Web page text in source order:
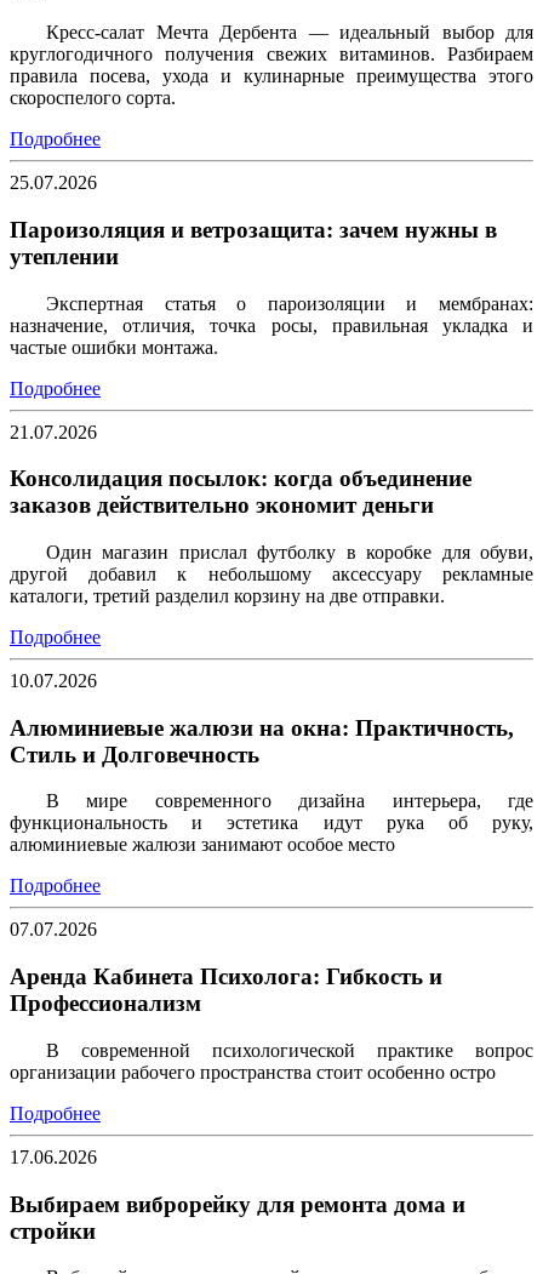
Кресс-салат Мечта Дербента — идеальный выбор для
круглогодичного получения свежих витаминов. Разбираем
правила посева, ухода и кулинарные преимущества этого
скороспелого сорта.
Подробнее
25.07.2026
Пароизоляция и ветрозащита: зачем нужны в
утеплении
Экспертная статья о пароизоляции и мембранах:
назначение, отличия, точка росы, правильная укладка и
частые ошибки монтажа.
Подробнее
21.07.2026
Консолидация посылок: когда объединение
заказов действительно экономит деньги
Один магазин прислал футболку в коробке для обуви,
другой добавил к небольшому аксессуару рекламные
каталоги, третий разделил корзину на две отправки.
Подробнее
10.07.2026
Алюминиевые жалюзи на окна: Практичность,
Стиль и Долговечность
В мире современного дизайна интерьера, где
функциональность и эстетика идут рука об руку,
алюминиевые жалюзи занимают особое место
Подробнее
07.07.2026
Аренда Кабинета Психолога: Гибкость и
Профессионализм
В современной психологической практике вопрос
организации рабочего пространства стоит особенно остро
Подробнее
17.06.2026
Выбираем виброрейку для ремонта дома и
стройки